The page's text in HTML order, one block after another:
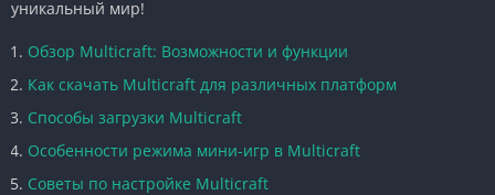
уникальный мир!
Обзор Multicraft: Возможности и функции
Как скачать Multicraft для различных платформ
Способы загрузки Multicraft
Особенности режима мини-игр в Multicraft
Советы по настройке Multicraft